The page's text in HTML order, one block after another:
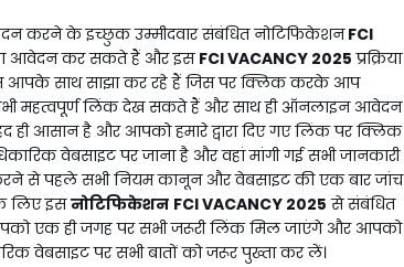
करने के इच्छुक उम्मीदवार संबंधित नोटिफिकेशन FCI
आवेदन कर सकते हैं और इस FCI VACANCY 2025 प्रक्रिया
साथ साझा कर रहे हैं जिस पर क्लिक करके आप
महत्वपूर्ण लिंक देख सकते हैं और साथ ही ऑनलाइन आवेदन
ही आसान है और आपको हमारे द्वारा दिए गए लिंक पर क्लिक
वेबसाइट पर जाना है और वहां मांगी गई सभी जानकारी
से पहले सभी नियम कानून और वेबसाइट की एक बार जांच
लिए इसनोटिफिकेशन FCI VACANCY 2025 से संबंधित
एक ही जगह पर सभी जरूरी लिंक मिल जाएंगे और आपको
वेबसाइट पर सभी बातों को जरूर पुख्ता कर लें।